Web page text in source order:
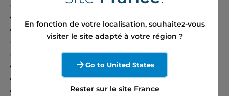
éliminiations/multi-GAAP, worflows et process
Connaissance des pratiques de gestion des
changements TI (ITIL – un atout) et expérience en gestion
d’incidents (ITSM – un atout)
Fort esprit analytique et excellent jugement financier
Excellent esprit d’équipe et collaboration
L’anglais est requis pour consulter, analyser et produire
En fonction de votre localisation, souhaitez-vous
visiter le site adapté à votre région ?
Go to United States
Rester sur le site France